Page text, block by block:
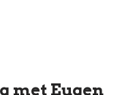
met Eugen